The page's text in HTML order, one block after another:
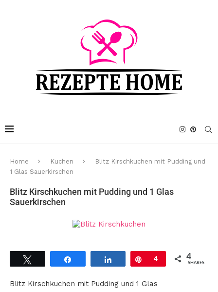
Home Kuchen
Blitz Kirschkuchen mit Pudding und
1 Glas Sauerkirschen
Blitz Kirschkuchen mit Pudding und 1 Glas
Sauerkirschen
Pin
4 4
SHARES
Blitz Kirschkuchen mit Pudding und 1 Glas